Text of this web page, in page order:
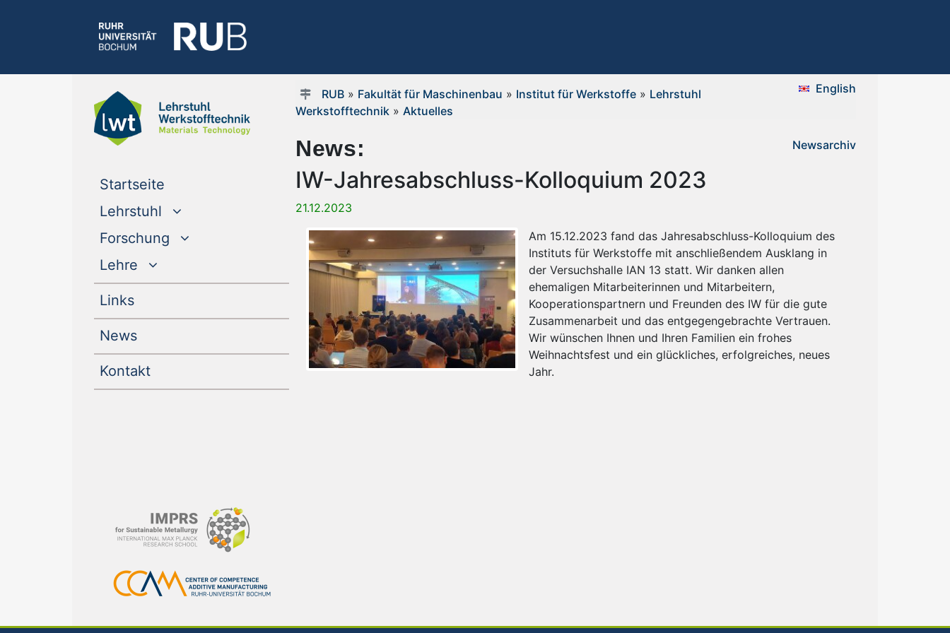
Startseite
Lehrstuhl
Forschung
Lehre
Links
News
Kontakt
RUB» Fakultät für Maschinenbau » Institut für Werkstoffe» Lehrstuhl
Werkstofftechnik » Aktuelles
English
News: Newsarchiv
IW-Jahresabschluss-Kolloquium 2023
21.12.2023
Am 15.12.2023 fand das Jahresabschluss-Kolloquium des
Instituts für Werkstoffe mit anschließendem Ausklang in
der Versuchshalle IAN 13 statt. Wir danken allen
ehemaligen Mitarbeiterinnen und Mitarbeitern,
Kooperationspartnern und Freunden des IW für die gute
Zusammenarbeit und das entgegengebrachte Vertrauen.
Wir wünschen Ihnen und Ihren Familien ein frohes
Weihnachtsfest und ein glückliches, erfolgreiches, neues
Jahr.